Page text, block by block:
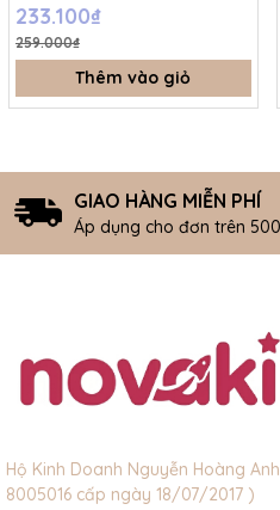
233.100₫
259.000₫
Thêm vào giỏ
GIAO HÀNG MIỄN PHÍ
Áp dụng cho đơn trên
Hộ Kinh Doanh Nguyễn Hoàng
8005016 cấp ngày 18/07/2017 )